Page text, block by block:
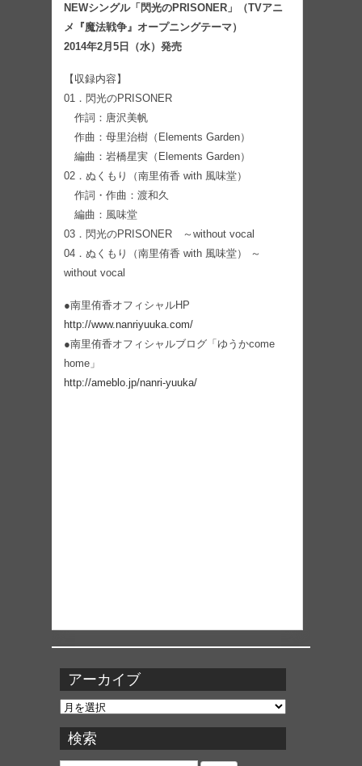
NEWシングル「閃光のPRISONER」（TVアニ
メ『魔法戦争』オープニングテーマ）
2014年2月5日（水）発売
【収録内容】
01．閃光のPRISONER
作詞：唐沢美帆
作曲：母里治樹（Elements Garden）
編曲：岩橋星実（Elements Garden）
02．ぬくもり（南里侑香 with 風味堂）
作詞・作曲：渡和久
編曲：風味堂
03．閃光のPRISONER ～without vocal
04．ぬくもり（南里侑香 with 風味堂） ～
without vocal
●南里侑香オフィシャルHP
http://www.nanriyuuka.com/
●南里侑香オフィシャルブログ「ゆうかcome
home」
http://ameblo.jp/nanri-yuuka/
アーカイブ
ア
カ
イ
ブ
検索